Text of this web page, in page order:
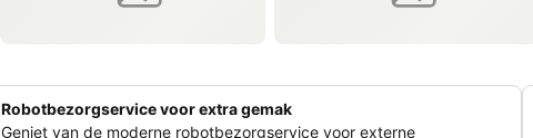
Robotbezorgservice voor extra gemak
Geniet van de moderne robotbezorgservice voor externe